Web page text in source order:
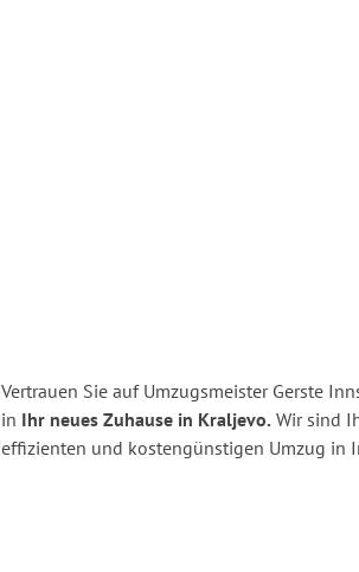
Vertrauen Sie auf Umzugsmeister Gerste
in Ihr neues Zuhause in Kraljevo. Wir sind
effizienten und kostengünstigen Umzug in